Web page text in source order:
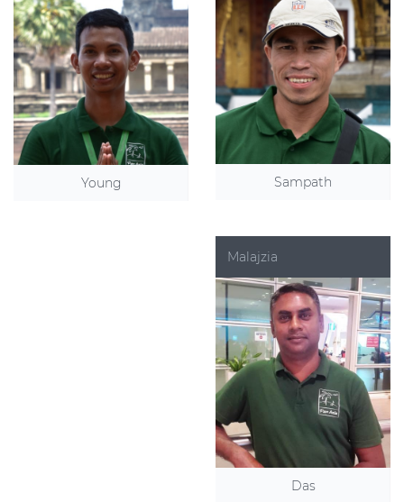
Young Sampath
Das
Malajzia